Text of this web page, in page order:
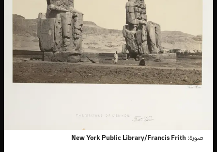
صورة: New York Public Library/Francis Frith